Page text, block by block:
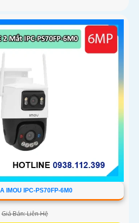
IMOU IPC-PS70FP-6M0
Giá Bán: Liên Hệ